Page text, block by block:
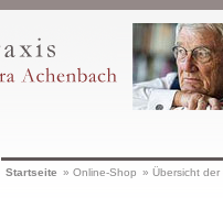
Startseite » Online-Shop » Übersicht